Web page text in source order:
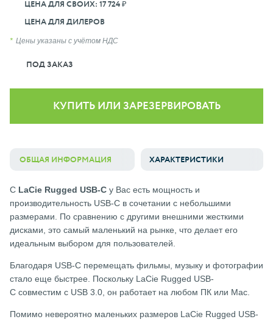
ЦЕНА ДЛЯ СВОИХ: 17 724 ₽
ЦЕНА ДЛЯ ДИЛЕРОВ
Цены указаны с учётом НДС
ПОД ЗАКАЗ
КУПИТЬ ИЛИ ЗАРЕЗЕРВИРОВАТЬ
ОБЩАЯ ИНФОРМАЦИЯ ХАРАКТЕРИСТИКИ
С LaCie Rugged USB-С у Вас есть мощность и
производительность USB-С в сочетании с небольшими
размерами. По сравнению с другими внешними жесткими
дисками, это самый маленький на рынке, что делает его
идеальным выбором для пользователей.
Благодаря USB-С перемещать фильмы, музыку и фотографии
стало еще быстрее. Поскольку LaCie Rugged USB-
С совместим с USB 3.0, он работает на любом ПК или Mac.
Помимо невероятно маленьких размеров LaCie Rugged USB-